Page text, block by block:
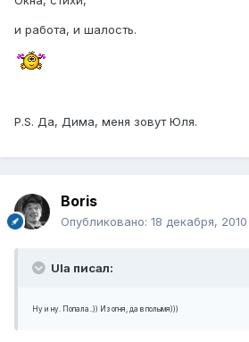
и работа, и шалость.
P.S. Да, Дима, меня зовут Юля.
Boris
Опубликовано: 18 декабря, 2010
Ula писал:
Ну и ну. Попала..)) Из огня, да в полымя)))